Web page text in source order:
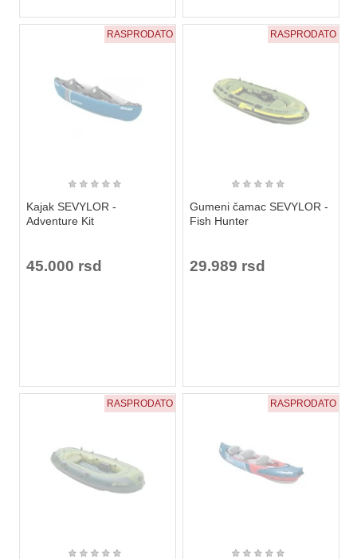
RASPRODATO
★ ★ ★ ★ ★
Kajak SEVYLOR -
Adventure Kit
45.000 rsd
RASPRODATO
★ ★ ★ ★ ★
Gumeni čamac SEVYLOR -
Fish Hunter
29.989 rsd
RASPRODATO
★ ★ ★ ★ ★
RASPRODATO
★ ★ ★ ★ ★